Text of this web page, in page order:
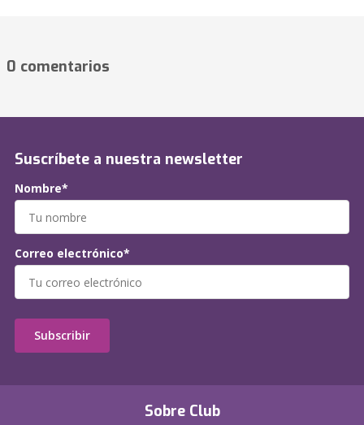
0 comentarios
Sobre Club
Suscríbete a nuestra newsletter
Nombre*
Correo electrónico*
Subscribir